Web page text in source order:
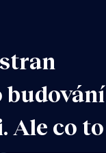
budování
Ale co to